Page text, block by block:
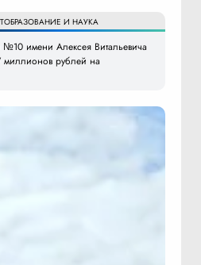
ОБРАЗОВАНИЕ И НАУКА
№10 имени Алексея Витальевича
миллионов рублей на